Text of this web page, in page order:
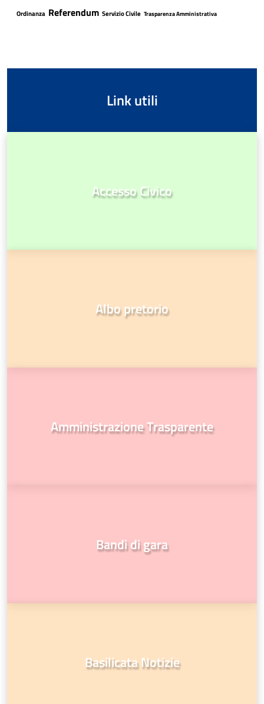
Ordinanza Referendum Servizio Civile Trasparenza Amministrativa
Link utili
Accesso Civico
Albo pretorio
Amministrazione Trasparente
Bandi di gara
Basilicata Notizie